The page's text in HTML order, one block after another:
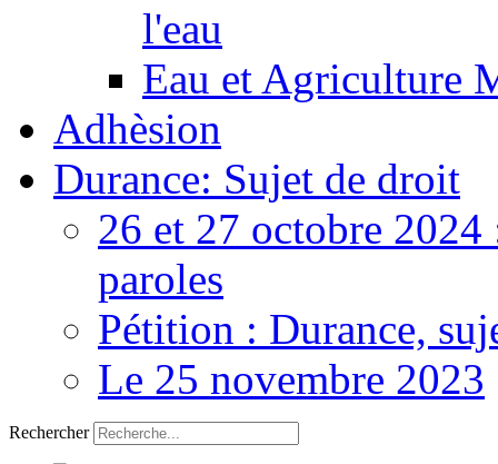
l'eau
Eau et Agriculture
Adhèsion
Durance: Sujet de droit
26 et 27 octobre 2024
paroles
Pétition : Durance,
Le 25 novembre 2023
Rechercher